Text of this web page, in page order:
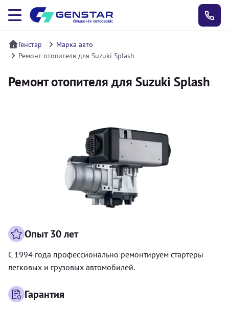
Генстар
Марка авто
Ремонт отопителя для Suzuki Splash
Ремонт отопителя для Suzuki Splash
Опыт 30 лет
С 1994 года профессионально ремонтируем стартеры
легковых и грузовых автомобилей.
Гарантия